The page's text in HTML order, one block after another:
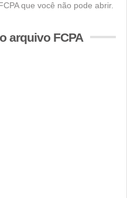
que você não pode abrir.
arquivo FCPA